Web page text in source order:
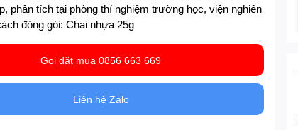
phân tích tại phòng thí nghiệm trường học, viện nghiên
đóng gói: Chai nhựa 25g
Gọi đặt mua 0856 663 669
Liên hệ Zalo